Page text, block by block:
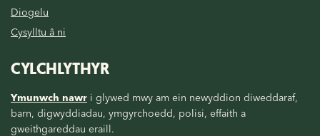
Diogelu
Cysylltu â ni
CYLCHLYTHYR
Ymunwch nawr i glywed mwy am ein newyddion diweddaraf,
barn, digwyddiadau, ymgyrchoedd, polisi, effaith a
gweithgareddau eraill.